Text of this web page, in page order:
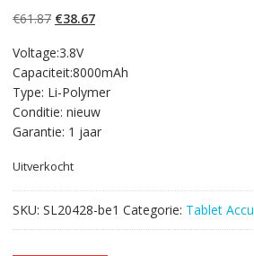
€61.87 Oorspronkelijke
was:
€61.87.
€38.67Huidige
€38.67.
Voltage:3.8V
Capaciteit:8000mAh
Type: Li-Polymer
Conditie: nieuw
Garantie: 1 jaar
Uitverkocht
SKU: SL20428-be1 Categorie: Tablet Accu